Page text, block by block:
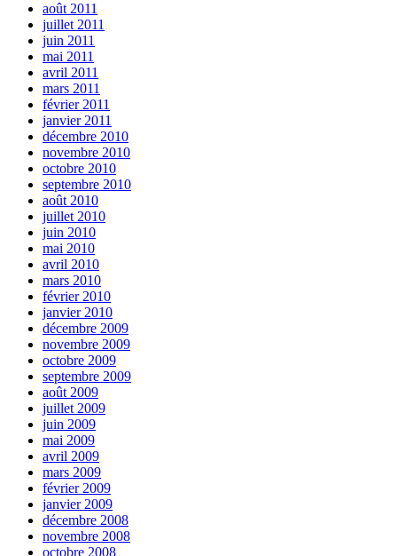
août 2011
juillet 2011
juin 2011
mai 2011
avril 2011
mars 2011
février 2011
janvier 2011
décembre 2010
novembre 2010
octobre 2010
septembre 2010
août 2010
juillet 2010
juin 2010
mai 2010
avril 2010
mars 2010
février 2010
janvier 2010
décembre 2009
novembre 2009
octobre 2009
septembre 2009
août 2009
juillet 2009
juin 2009
mai 2009
avril 2009
mars 2009
février 2009
janvier 2009
décembre 2008
novembre 2008
octobre 2008